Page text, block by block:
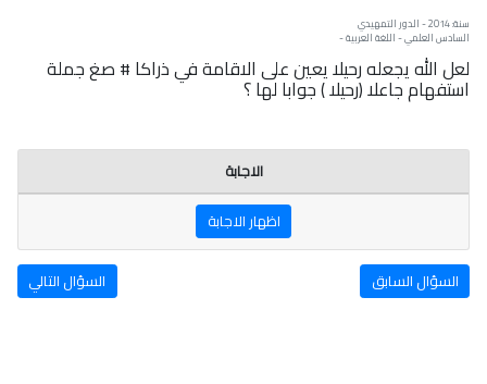
سنة: 2014 - الدور التمهيدي
السادس العلمي - اللغة العربية -
لعل الله يجعله رحيلا يعين على الاقامة في ذراكا # صغ جملة
استفهام جاعلا (رحيلا ) جوابا لها ؟
الاجابة
اظهار الاجابة
السؤال السابق السؤال التالي